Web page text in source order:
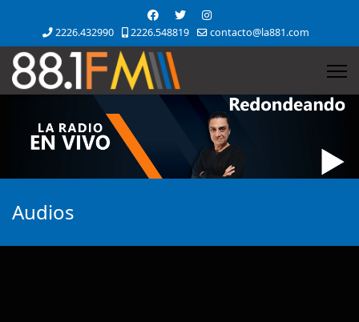
2226.432990 2226.548819 contacto@la881.com
Audios